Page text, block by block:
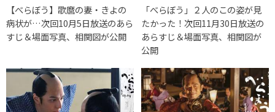
【べらぼう】歌麿の妻・きよの
病状が…次回10月5日放送のあら
すじ＆場面写真、相関図が公開
「べらぼう」２人のこの姿が見
たかった！次回11月30日放送の
あらすじ＆場面写真、相関図が
公開